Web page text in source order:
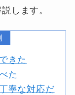
します。
きた
た
寧な対応だ